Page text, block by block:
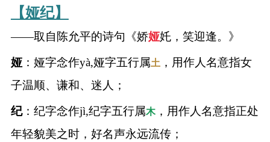
【娅纪】
——取自陈允平的诗句《娇娅奼，笑迎逢。》
娅：娅字念作yà,娅字五行属土，用作人名意指女
子温顺、谦和、迷人；
纪：纪字念作jì,纪字五行属木，用作人名意指正处
年轻貌美之时，好名声永远流传；